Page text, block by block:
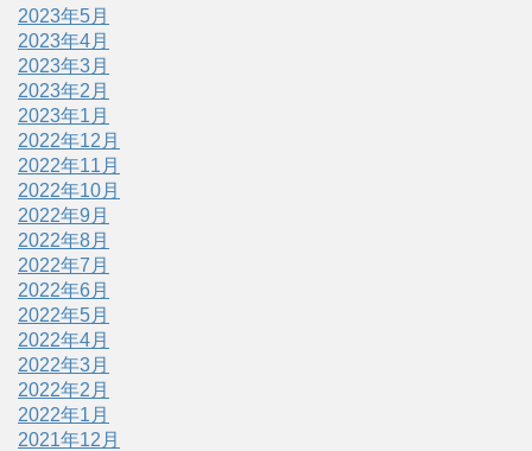
2023年5月
2023年4月
2023年3月
2023年2月
2023年1月
2022年12月
2022年11月
2022年10月
2022年9月
2022年8月
2022年7月
2022年6月
2022年5月
2022年4月
2022年3月
2022年2月
2022年1月
2021年12月